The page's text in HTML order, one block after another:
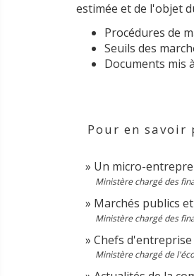
estimée et de l'objet
Procédures de
Seuils des
Documents mis
Pour en savoir
Un micro-
Ministère chargé des
Marchés publics
Ministère chargé des
Chefs d'entreprise
Ministère chargé de